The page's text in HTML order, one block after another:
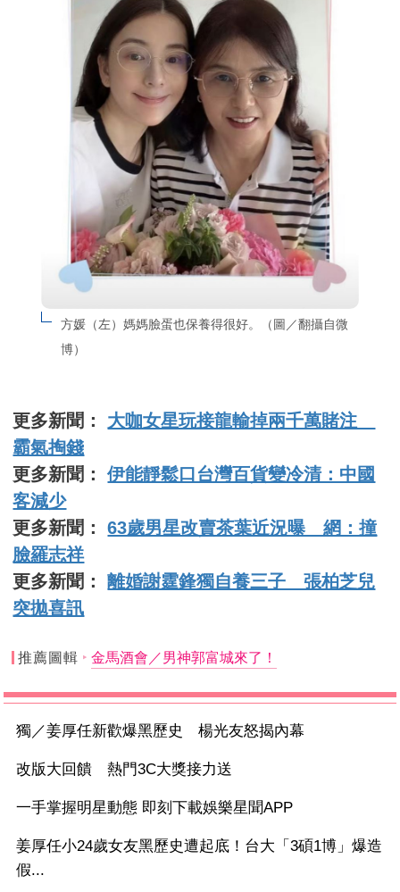
方媛（左）媽媽臉蛋也保養得很好。（圖／翻攝自微
博）
更多新聞： 大咖女星玩接龍輸掉兩千萬賭注
霸氣掏錢
更多新聞：伊能靜鬆口台灣百貨變冷清：中國
客減少
更多新聞：63歲男星改賣茶葉近況曝 網：撞
臉羅志祥
更多新聞：離婚謝霆鋒獨自養三子 張柏芝兒
突拋喜訊
推薦圖輯 金馬酒會／男神郭富城來了！
獨／姜厚任新歡爆黑歷史 楊光友怒揭內幕
改版大回饋 熱門3C大獎接力送
一手掌握明星動態 即刻下載娛樂星聞APP
姜厚任小24歲女友黑歷史遭起底！台大「3碩1博」爆造
假...